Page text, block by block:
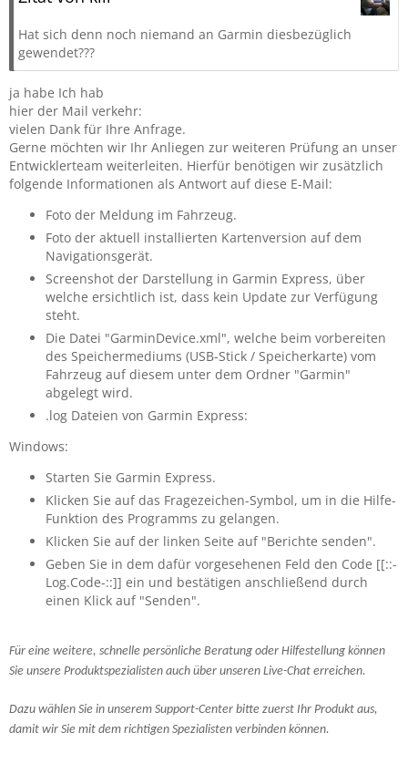
Hat sich denn noch niemand an Garmin diesbezüglich
gewendet???
ja habe Ich hab
hier der Mail verkehr:
vielen Dank für Ihre Anfrage.
Gerne möchten wir Ihr Anliegen zur weiteren Prüfung an unser
Entwicklerteam weiterleiten. Hierfür benötigen wir zusätzlich
folgende Informationen als Antwort auf diese E-Mail:
Foto der Meldung im Fahrzeug.
Foto der aktuell installierten Kartenversion auf dem
Navigationsgerät.
Screenshot der Darstellung in Garmin Express, über
welche ersichtlich ist, dass kein Update zur Verfügung
steht.
Die Datei "GarminDevice.xml", welche beim vorbereiten
des Speichermediums (USB-Stick / Speicherkarte) vom
Fahrzeug auf diesem unter dem Ordner "Garmin"
abgelegt wird.
.log Dateien von Garmin Express:
Windows:
Starten Sie Garmin Express.
Klicken Sie auf das Fragezeichen-Symbol, um in die Hilfe-
Funktion des Programms zu gelangen.
Klicken Sie auf der linken Seite auf "Berichte senden".
Geben Sie in dem dafür vorgesehenen Feld den Code [[::-
Log.Code-::]] ein und bestätigen anschließend durch
einen Klick auf "Senden".
Für eine weitere, schnelle persönliche Beratung oder Hilfestellung können
Sie unsere Produktspezialisten auch über unseren Live-Chat erreichen.
Dazu wählen Sie in unserem Support-Center bitte zuerst Ihr Produkt aus,
damit wir Sie mit dem richtigen Spezialisten verbinden können.